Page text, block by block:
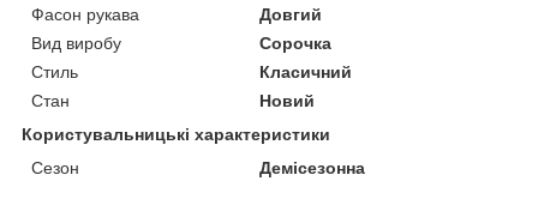
Фасон рукава
Довгий
Вид виробу
Сорочка
Стиль
Класичний
Стан
Новий
Користувальницькі характеристики
Сезон
Демісезонна